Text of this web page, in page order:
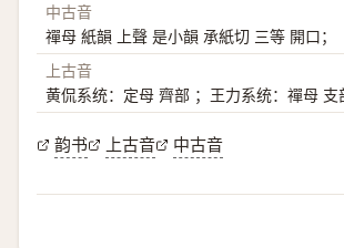
中古音
禪母 紙韻 上聲 是小韻 承紙切 三等 開口；
上古音
黄侃系统：定母 齊部 ；王力系统：禪母 支
韵书 上古音 中古音